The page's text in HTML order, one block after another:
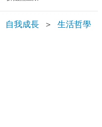
自我成長 ＞ 生活哲學